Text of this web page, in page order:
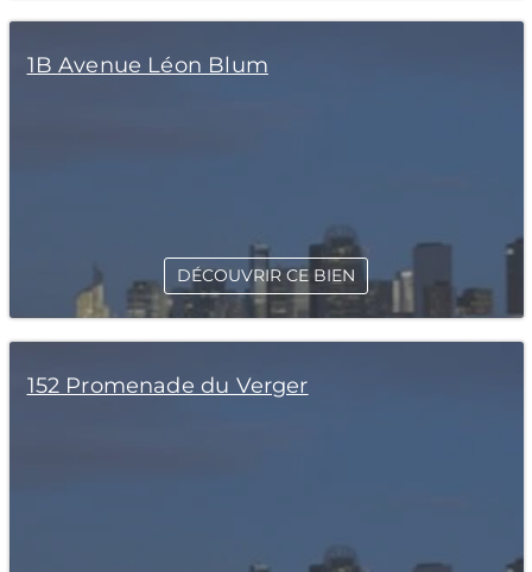
1B Avenue Léon Blum
DÉCOUVRIR CE BIEN
152 Promenade du Verger